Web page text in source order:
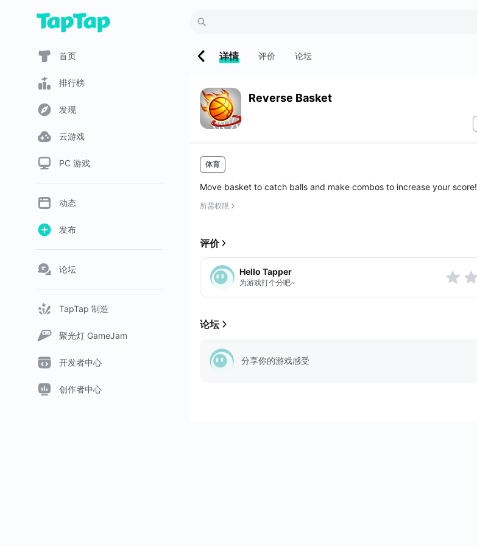
首页
排行榜
发现
云游戏
PC 游戏
动态
发布
论坛
TapTap 制造
聚光灯 GameJam
开发者中心
创作者中心
详情 评价 论坛
Reverse Basket
体育
Move basket to catch balls and make combos to increase your score!
所需权限
评价
Hello Tapper
为游戏打个分吧~
论坛
分享你的游戏感受